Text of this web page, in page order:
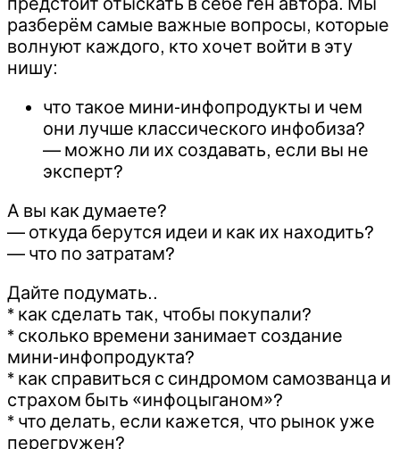
разберём самые важные вопросы, которые
волнуют каждого, кто хочет войти в эту
нишу:
что такое мини-инфопродукты и чем
они лучше классического инфобиза?
— можно ли их создавать, если вы не
эксперт?
А вы как думаете?
— откуда берутся идеи и как их находить?
— что по затратам?
Дайте подумать..
* как сделать так, чтобы покупали?
* сколько времени занимает создание
мини-инфопродукта?
* как справиться с синдромом самозванца и
страхом быть «инфоцыганом»?
* что делать, если кажется, что рынок уже
перегружен?